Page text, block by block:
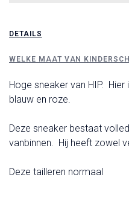
DETAILS
WELKE MAAT VAN
Hoge sneaker van HIP.
blauw en roze.
Deze sneaker bestaat
vanbinnen. Hij heeft zowel
Deze tailleren normaal